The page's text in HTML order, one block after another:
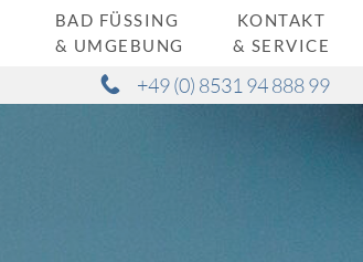
BAD FÜSSING
& UMGEBUNG
KONTAKT
& SERVICE
+49 (0) 8531 94 888 99